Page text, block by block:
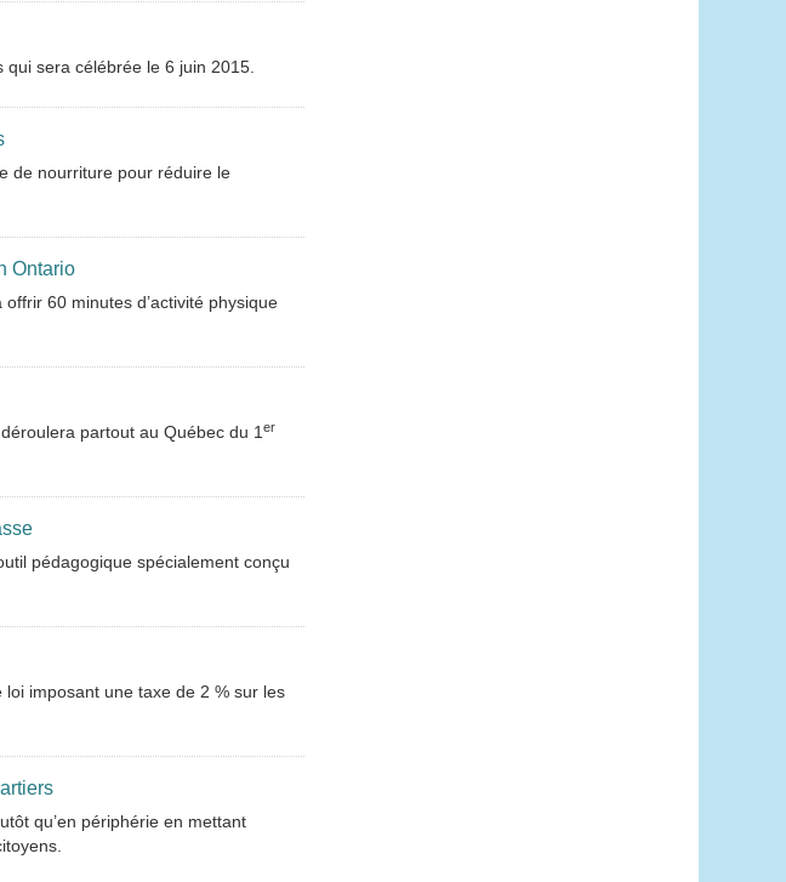
sera célébrée le 6 juin 2015.
de nourriture pour réduire le
Ontario
60 minutes d’activité physique
partout au Québec du 1 er
pédagogique spécialement conçu
imposant une taxe de 2 % sur les
qu’en périphérie en mettant